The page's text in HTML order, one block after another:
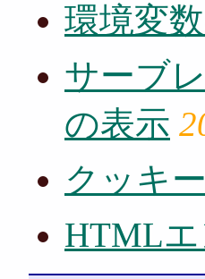
環境変
サーブ
の表示
クッキ
HTML